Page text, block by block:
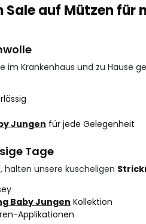
auf Mützen für
im Krankenhaus und zu Hause
Jungen für jede Gelegenheit
Tage
unsere kuscheligen
Baby Jungen Kollektion
Applikationen